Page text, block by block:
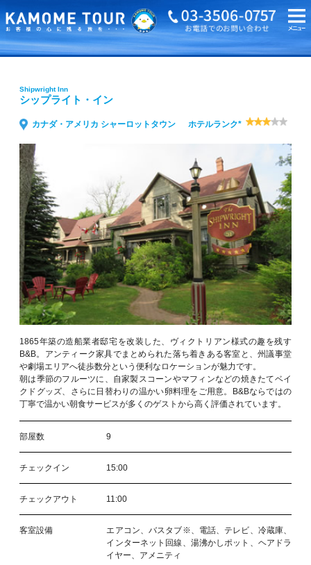
海外旅行・ツアーTOP Shipwright Inn シップライト・イン
Shipwright Inn
シップライト・イン
カナダ・アメリカ シャーロットタウン ホテルランク*
1865年築の造船業者邸宅を改装した、ヴィクトリアン様式の趣を残す
B&B。アンティーク家具でまとめられた落ち着きある客室と、州議事堂
や劇場エリアへ徒歩数分という便利なロケーションが魅力です。
朝は季節のフルーツに、自家製スコーンやマフィンなどの焼きたてベイ
クドグッズ、さらに日替わりの温かい卵料理をご用意。B&Bならではの
丁寧で温かい朝食サービスが多くのゲストから高く評価されています。
部屋数 9
チェックイン 15:00
チェックアウト 11:00
客室設備
エアコン、バスタブ※、電話、テレビ、冷蔵庫、
インターネット回線、湯沸かしポット、ヘアドラ
イヤー、アメニティ